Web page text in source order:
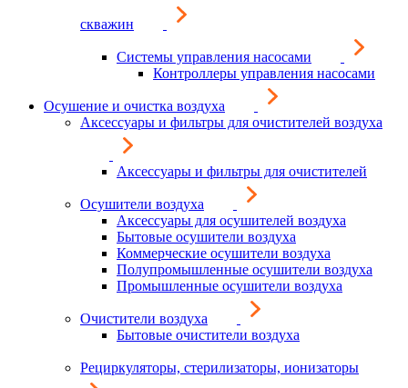
скважин
Системы управления насосами
Контроллеры управления насосами
Осушение и очистка воздуха
Аксессуары и фильтры для очистителей воздуха
Аксессуары и фильтры для очистителей
Осушители воздуха
Аксессуары для осушителей воздуха
Бытовые осушители воздуха
Коммерческие осушители воздуха
Полупромышленные осушители воздуха
Промышленные осушители воздуха
Очистители воздуха
Бытовые очистители воздуха
Рециркуляторы, стерилизаторы, ионизаторы